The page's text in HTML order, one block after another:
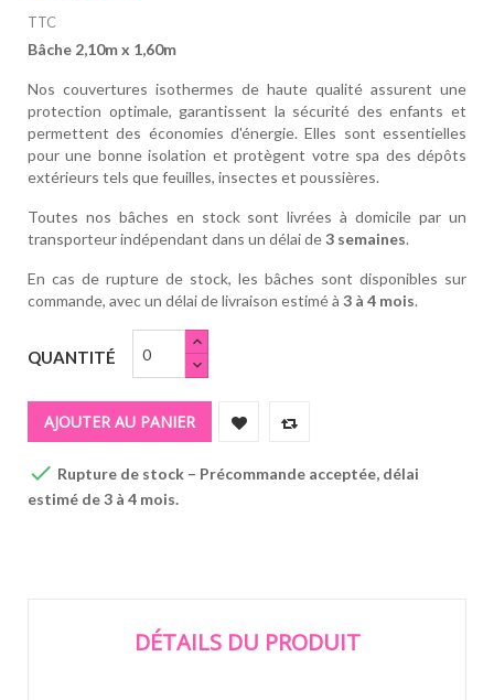
TTC
Bâche 2,10m x 1,60m
Nos couvertures isothermes de haute qualité assurent une
protection optimale, garantissent la sécurité des enfants et
permettent des économies d'énergie. Elles sont essentielles
pour une bonne isolation et protègent votre spa des dépôts
extérieurs tels que feuilles, insectes et poussières.
Toutes nos bâches en stock sont livrées à domicile par un
transporteur indépendant dans un délai de3 semaines.
En cas de rupture de stock, les bâches sont disponibles sur
commande, avec un délai de livraison estimé à 3 à 4 mois.
QUANTITÉ
AJOUTER AU PANIER
 Rupture de stock – Précommande acceptée, délai
estimé de 3 à 4 mois.
DÉTAILS DU PRODUIT